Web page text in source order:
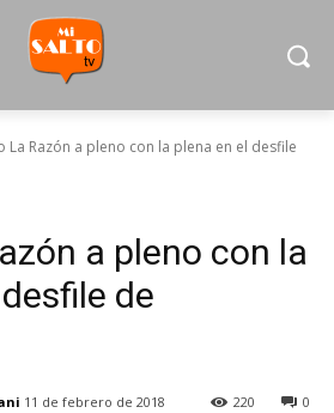
La Razón a pleno con la plena en el desfile
a pleno con la
de
11 de febrero de 2018 0
220